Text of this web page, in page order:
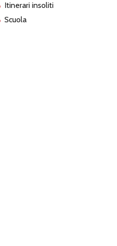
Itinerari insoliti
Scuola